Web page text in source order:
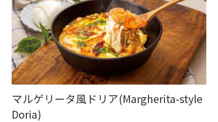
マルゲリータ風ドリア(Margherita-style
Doria)